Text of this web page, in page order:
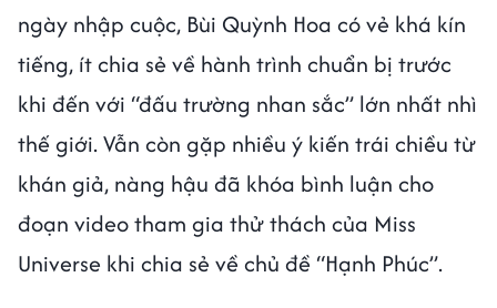
ngày nhập cuộc, Bùi Quỳnh Hoa có vẻ khá kín
tiếng, ít chia sẻ về hành trình chuẩn bị trước
khi đến với “đấu trường nhan sắc” lớn nhất nhì
thế giới. Vẫn còn gặp nhiều ý kiến trái chiều từ
khán giả, nàng hậu đã khóa bình luận cho
đoạn video tham gia thử thách của Miss
Universe khi chia sẻ về chủ đề “Hạnh Phúc”.